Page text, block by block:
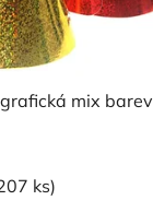
mix barev
ks)